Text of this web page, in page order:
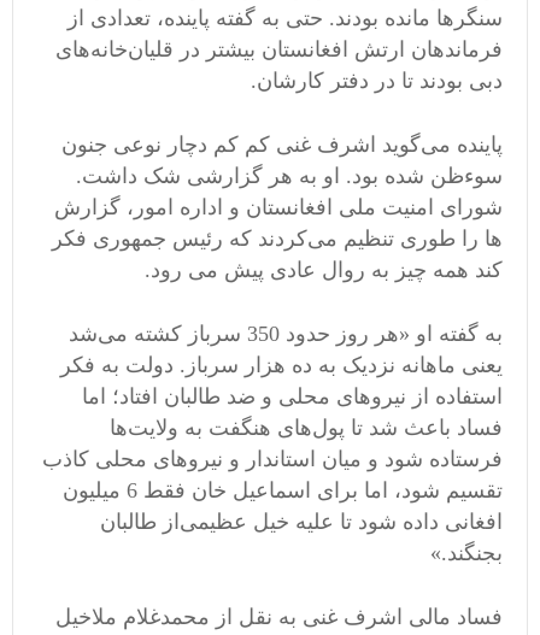
سنگرها مانده بودند. حتی به گفته پاینده، تعدادی از
فرماندهان ارتش افغانستان بیشتر در قلیان‌خانه‌های
دبی بودند تا در دفتر کارشان‌.
پاینده می‌گوید اشرف غنی کم کم دچار نوعی جنون
سوءظن شده بود. او به هر گزارشی شک داشت‌.
شورای امنیت ملی افغانستان و اداره امور، گزارش
ها را طوری تنظیم می‌کردند که رئیس جمهوری فکر
کند همه چیز به روال عادی پیش می رود.
به گفته او «هر روز حدود 350 سرباز کشته می‌شد
یعنی ماهانه نزدیک به ده هزار سرباز. دولت به فکر
استفاده از نیروهای محلی و ضد طالبان افتاد؛ اما
فساد باعث شد تا پول‌های هنگفت به ولایت‌ها
فرستاده شود و میان استاندار و نیروهای محلی کاذب
تقسیم شود، اما برای اسماعیل خان فقط 6 میلیون
افغانی داده شود تا علیه خیل عظیمی‌از طالبان
بجنگند.»
فساد مالی اشرف غنی به نقل از محمدغلام ملاخیل